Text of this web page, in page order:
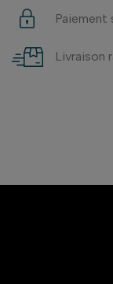
Paiement
Livraison